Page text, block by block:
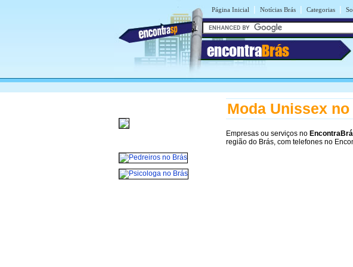
Página Inicial | Notícias Brás | Categorias |
encontraBrás
Moda Unissex
Empresas ou serviços no
região do Brás, com telefones no